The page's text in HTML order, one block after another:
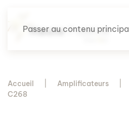
Passer au contenu principal
Accueil Amplificateurs
C268